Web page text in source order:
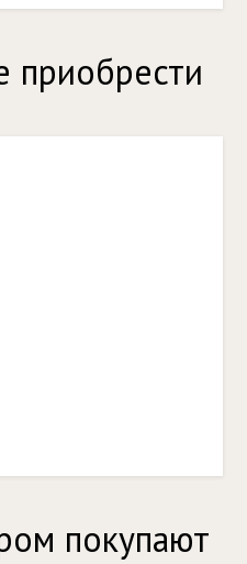
приобрести
покупают